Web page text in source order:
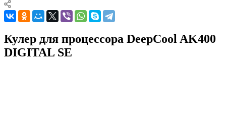
Кулер для процессора DeepCool AK400
DIGITAL SE